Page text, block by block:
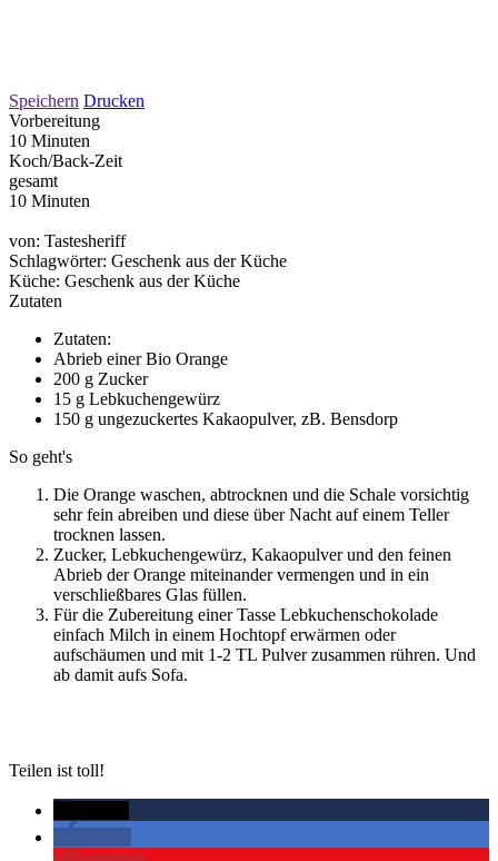
Speichern Drucken
Vorbereitung
10 Minuten
Koch/Back-Zeit
gesamt
10 Minuten
von: Tastesheriff
Schlagwörter: Geschenk aus der Küche
Küche: Geschenk aus der Küche
Zutaten
Zutaten:
Abrieb einer Bio Orange
200 g Zucker
15 g Lebkuchengewürz
150 g ungezuckertes Kakaopulver, zB. Bensdorp
So geht's
Die Orange waschen, abtrocknen und die Schale vorsichtig
sehr fein abreiben und diese über Nacht auf einem Teller
trocknen lassen.
Zucker, Lebkuchengewürz, Kakaopulver und den feinen
Abrieb der Orange miteinander vermengen und in ein
verschließbares Glas füllen.
Für die Zubereitung einer Tasse Lebkuchenschokolade
einfach Milch in einem Hochtopf erwärmen oder
aufschäumen und mit 1-2 TL Pulver zusammen rühren. Und
ab damit aufs Sofa.
Teilen ist toll!